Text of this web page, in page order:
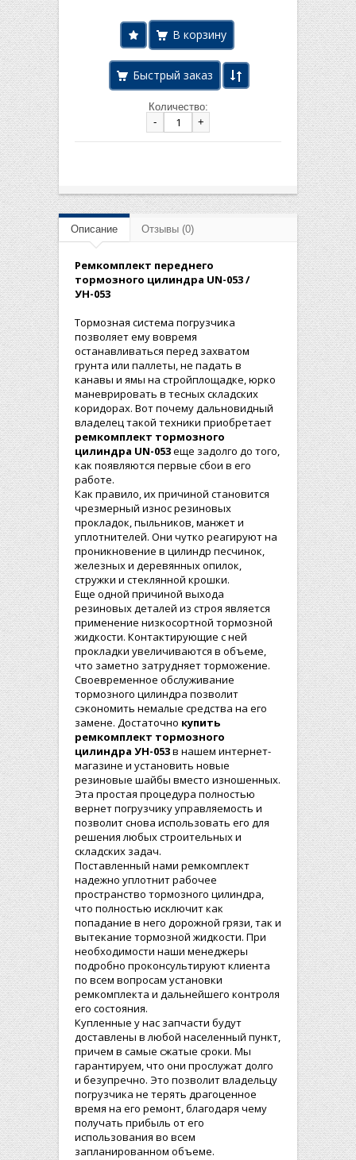
Быстрый заказ
Количество:
-
+
Описание Отзывы (0)
Ремкомплект переднего
тормозного цилиндра UN-053 /
УН-053
Тормозная система погрузчика
позволяет ему вовремя
останавливаться перед захватом
грунта или паллеты, не падать в
канавы и ямы на стройплощадке, юрко
маневрировать в тесных складских
коридорах. Вот почему дальновидный
владелец такой техники приобретает
ремкомплект тормозного
цилиндра UN-053еще задолго до того,
как появляются первые сбои в его
работе.
Как правило, их причиной становится
чрезмерный износ резиновых
прокладок, пыльников, манжет и
уплотнителей. Они чутко реагируют на
проникновение в цилиндр песчинок,
железных и деревянных опилок,
стружки и стеклянной крошки.
Еще одной причиной выхода
резиновых деталей из строя является
применение низкосортной тормозной
жидкости. Контактирующие с ней
прокладки увеличиваются в объеме,
что заметно затрудняет торможение.
Своевременное обслуживание
тормозного цилиндра позволит
сэкономить немалые средства на его
замене. Достаточно купить
ремкомплект тормозного
цилиндра УН-053в нашем интернет-
магазине и установить новые
резиновые шайбы вместо изношенных.
Эта простая процедура полностью
вернет погрузчику управляемость и
позволит снова использовать его для
решения любых строительных и
складских задач.
Поставленный нами ремкомплект
надежно уплотнит рабочее
пространство тормозного цилиндра,
что полностью исключит как
попадание в него дорожной грязи, так и
вытекание тормозной жидкости. При
необходимости наши менеджеры
подробно проконсультируют клиента
по всем вопросам установки
ремкомплекта и дальнейшего контроля
его состояния.
Купленные у нас запчасти будут
доставлены в любой населенный пункт,
причем в самые сжатые сроки. Мы
гарантируем, что они прослужат долго
и безупречно. Это позволит владельцу
погрузчика не терять драгоценное
время на его ремонт, благодаря чему
получать прибыль от его
использования во всем
запланированном объеме.